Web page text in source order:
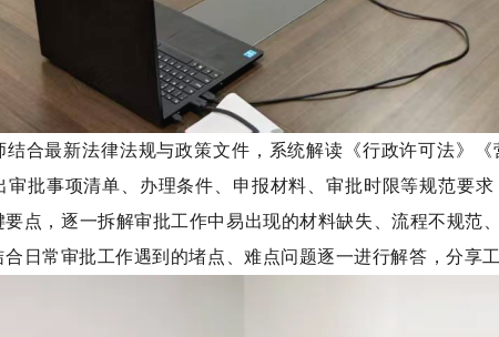
结合最新法律法规与政策文件，系统解读 《行政许可法》
审批事项清单、办理条件、申报材料、审批时限等规范要
点，逐一拆解审批工作中易出现的材料缺失、流程不规范
合日常审批工作遇到的堵点、难点问题逐一进行解答 ，分享